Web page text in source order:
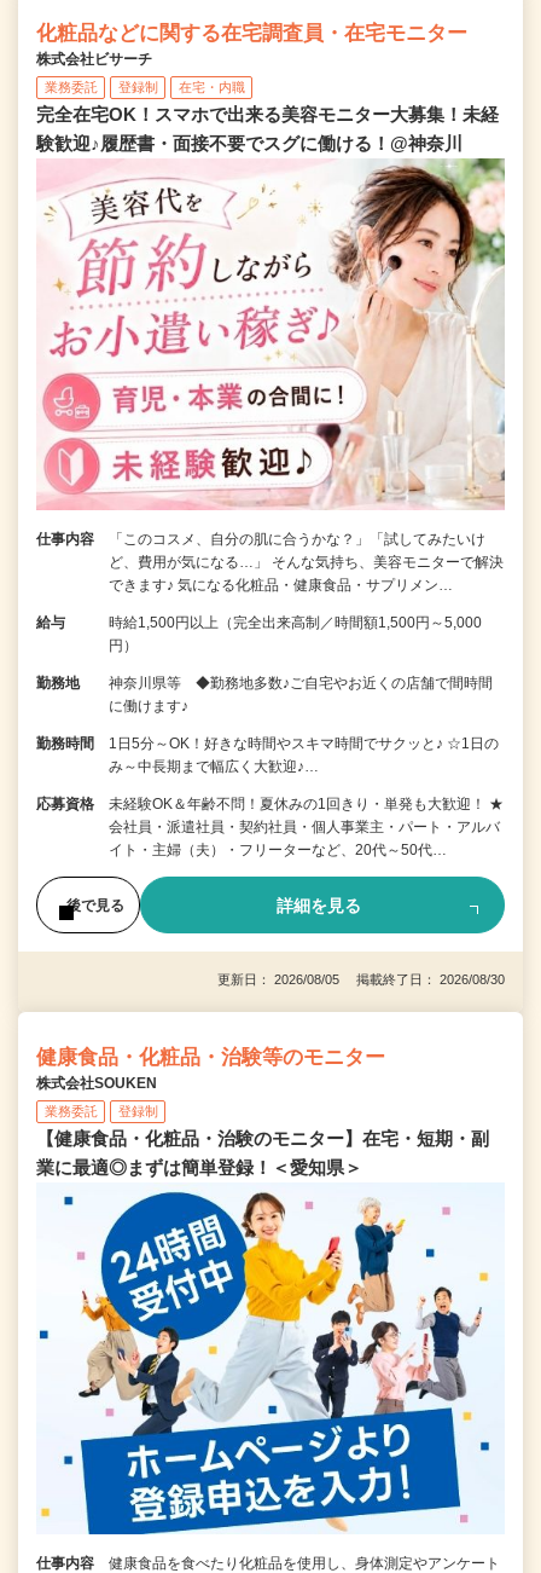
化粧品などに関する在宅調査員・在宅モニター
株式会社ビサーチ
業務委託 登録制 在宅・内職
完全在宅OK！スマホで出来る美容モニター大募集！未経
験歓迎♪履歴書・面接不要でスグに働ける！@神奈川
仕事内容
「このコスメ、自分の肌に合うかな？」「試してみたいけ
ど、費用が気になる…」 そんな気持ち、美容モニターで解決
できます♪ 気になる化粧品・健康食品・サプリメン…
給与
時給1,500円以上（完全出来高制／時間額1,500円～5,000
円）
勤務地
神奈川県等 ◆勤務地多数♪ご自宅やお近くの店舗で間時間
に働けます♪
勤務時間
1日5分～OK！好きな時間やスキマ時間でサクッと♪ ☆1日の
み～中長期まで幅広く大歓迎♪…
応募資格
未経験OK＆年齢不問！夏休みの1回きり・単発も大歓迎！ ★
会社員・派遣社員・契約社員・個人事業主・パート・アルバ
イト・主婦（夫）・フリーターなど、20代～50代…
後で見る 詳細を見る
更新日： 2026/08/05 掲載終了日： 2026/08/30
健康食品・化粧品・治験等のモニター
株式会社SOUKEN
業務委託 登録制
【健康食品・化粧品・治験のモニター】在宅・短期・副
業に最適◎まずは簡単登録！＜愛知県＞
仕事内容
健康食品を食べたり化粧品を使用し、身体測定やアンケート